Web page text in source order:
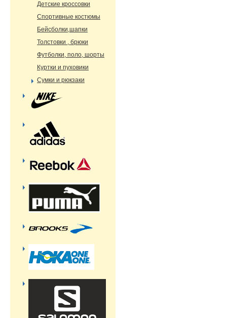
Детские кроссовки
Спортивные костюмы
Бейсболки,шапки
Толстовки , брюки
Футболки, поло, шорты
Куртки и пуховики
Сумки и рюкзаки